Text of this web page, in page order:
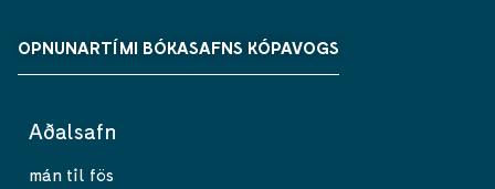
OPNUNARTÍMI BÓKASAFNS KÓPAVOGS
Aðalsafn
mán til fös